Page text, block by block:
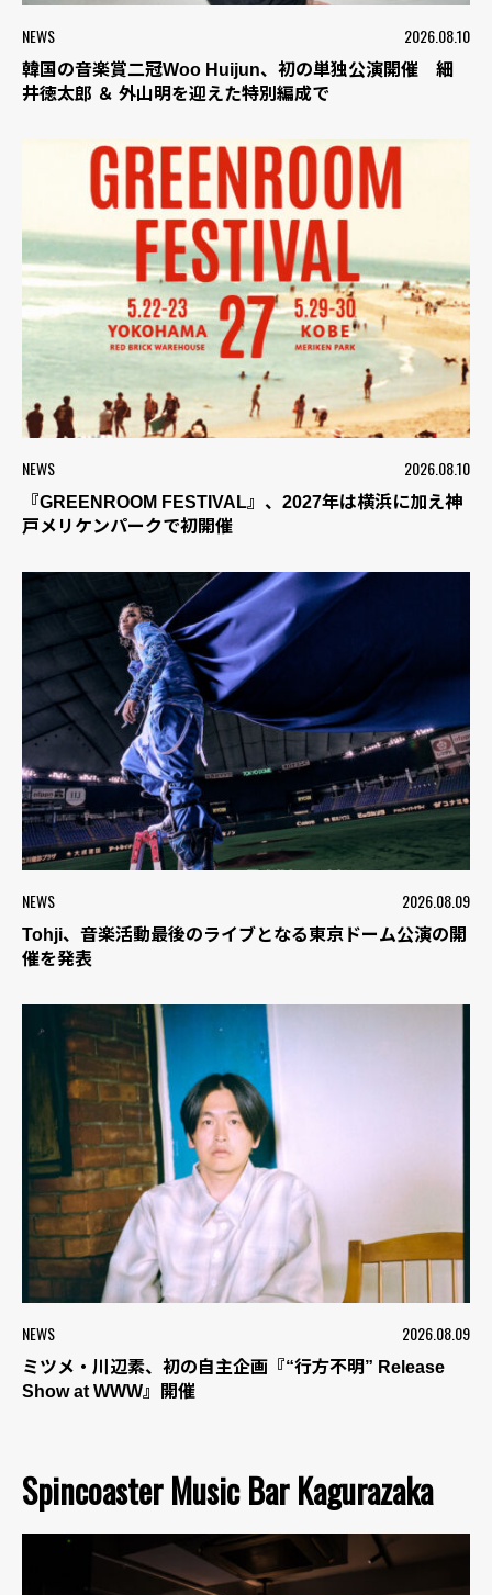
NEWS 2026.08.10
韓国の音楽賞二冠Woo Huijun、初の単独公演開催 細
井徳太郎 ＆ 外山明を迎えた特別編成で
NEWS 2026.08.10
『GREENROOM FESTIVAL』、2027年は横浜に加え神
戸メリケンパークで初開催
NEWS 2026.08.09
Tohji、音楽活動最後のライブとなる東京ドーム公演の開
催を発表
NEWS 2026.08.09
ミツメ・川辺素、初の自主企画『“行方不明” Release
Show at WWW』開催
Spincoaster Music Bar Kagurazaka